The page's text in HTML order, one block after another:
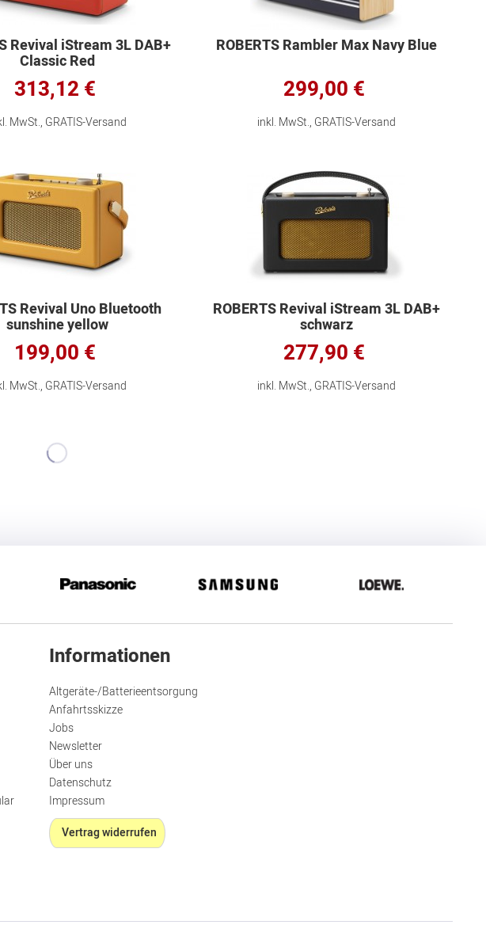
Revival iStream 3L DAB+
Classic Red
313,12 €
MwSt., GRATIS-Versand
ROBERTS Rambler Max Navy Blue
299,00 €
inkl. MwSt., GRATIS-Versand
Revival Uno Bluetooth
sunshine yellow
199,00 €
MwSt., GRATIS-Versand
ROBERTS Revival iStream 3L DAB+
schwarz
277,90 €
inkl. MwSt., GRATIS-Versand
Informationen
Altgeräte-/Batterieentsorgung
Anfahrtsskizze
Jobs
Newsletter
Über uns
Datenschutz
Impressum
Vertrag widerrufen